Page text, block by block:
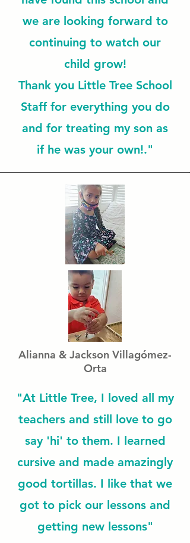
we are looking forward to
continuing to watch our
child grow!
Thank you Little Tree School
Staff for everything you do
and for treating my son as
if he was your own!."
Alianna & Jackson Villagómez-
Orta
"At Little Tree, I loved all my
teachers and still love to go
say 'hi' to them. I learned
cursive and made amazingly
good tortillas. I like that we
got to pick our lessons and
getting new lessons"